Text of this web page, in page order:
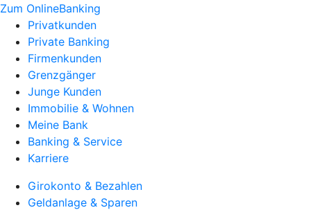
Zum OnlineBanking
Privatkunden
Private Banking
Firmenkunden
Grenzgänger
Junge Kunden
Immobilie & Wohnen
Meine Bank
Banking & Service
Karriere
Girokonto & Bezahlen
Geldanlage & Sparen